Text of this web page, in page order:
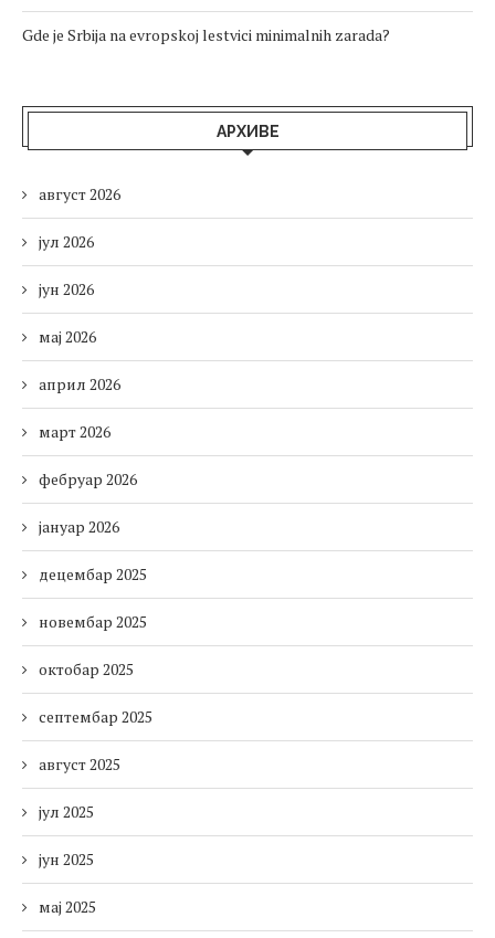
Gde je Srbija na evropskoj lestvici minimalnih zarada?
АРХИВЕ
август 2026
јул 2026
јун 2026
мај 2026
април 2026
март 2026
фебруар 2026
јануар 2026
децембар 2025
новембар 2025
октобар 2025
септембар 2025
август 2025
јул 2025
јун 2025
мај 2025